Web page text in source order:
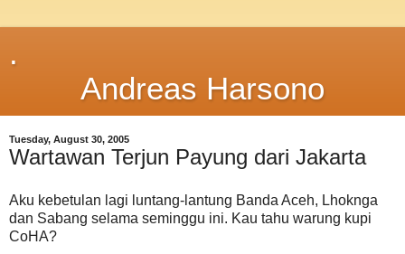
.
Andreas Harsono
Tuesday, August 30, 2005
Wartawan Terjun Payung dari Jakarta
Aku kebetulan lagi luntang-lantung Banda Aceh, Lhoknga
dan Sabang selama seminggu ini. Kau tahu warung kupi
CoHA?